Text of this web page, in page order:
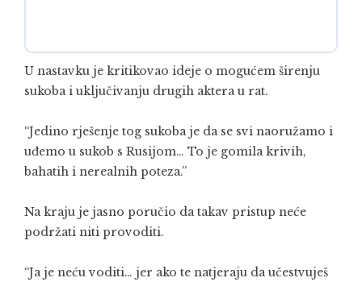
U nastavku je kritikovao ideje o mogućem širenju
sukoba i uključivanju drugih aktera u rat.
“Jedino rješenje tog sukoba je da se svi naoružamo i
uđemo u sukob s Rusijom… To je gomila krivih,
bahatih i nerealnih poteza.”
Na kraju je jasno poručio da takav pristup neće
podržati niti provoditi.
“Ja je neću voditi… jer ako te natjeraju da učestvuješ